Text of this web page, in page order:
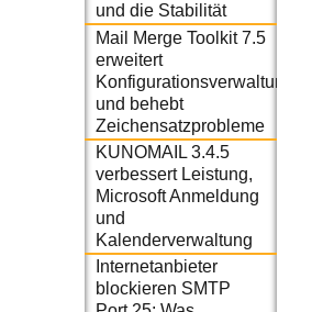
und die Stabilität
Mail Merge Toolkit 7.5
erweitert
Konfigurationsverwaltung
und behebt
Zeichensatzprobleme
KUNOMAIL 3.4.5
verbessert Leistung,
Microsoft Anmeldung
und
Kalenderverwaltung
Internetanbieter
blockieren SMTP